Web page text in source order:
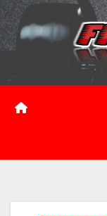
Saltar
contenido